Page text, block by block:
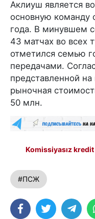
Аклиуш является
основную команду
года. В минувшем
43 матчах во всех
отметился семью
передачами.
представленной
рыночная
50 млн.
Komissiyasız
#ПСЖ